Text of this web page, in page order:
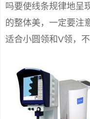
吗要使线条规律地呈
的整体美，一定要注
适合小圆领和V领，